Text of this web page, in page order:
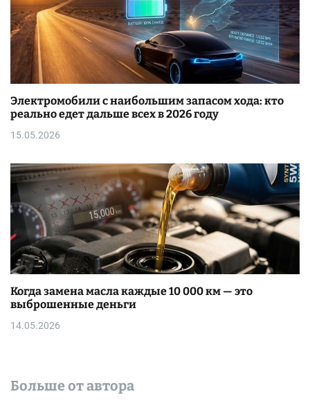
Электромобили с наибольшим запасом хода: кто
реально едет дальше всех в 2026 году
15.05.2026
Когда замена масла каждые 10 000 км — это
выброшенные деньги
14.05.2026
Больше от автора